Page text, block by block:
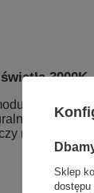
3000K
LED
kolory
Sklep
dostępu